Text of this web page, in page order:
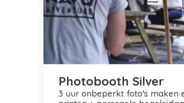
Photobooth Silver
3 uur onbeperkt foto's maken en